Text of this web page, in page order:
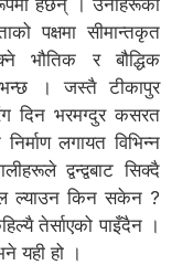
हेर्छन् । उनीहरूको
पक्षमा सीमान्तकृत
भौतिक र बौद्धिक
। जस्तै टीकापुर
दिन भरमग्दुर कसरत
लगायत विभिन्न
द्वन्द्वबाट सिक्दै
ल्याउन किन सकेन ?
तेर्साएको पाइँदैन ।
यही हो ।